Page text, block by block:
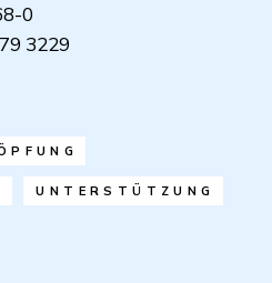
0
3229
UNTERSTÜTZUNG